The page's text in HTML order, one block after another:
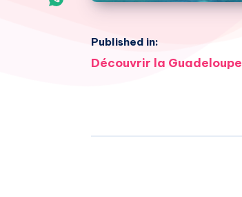
Published in:
Navigation
Découvrir la Guadeloupe